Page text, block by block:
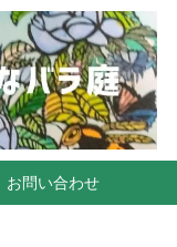
お問い合わせ